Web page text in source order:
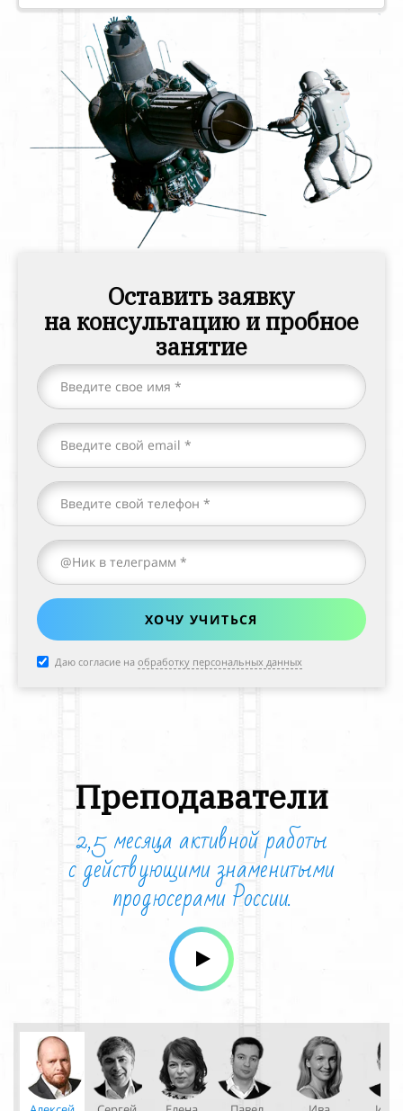
Оставить заявку
на консультацию и пробное
занятие
Даю согласие на обработку персональных данных
ХОЧУ УЧИТЬСЯ
Преподаватели
2,5 месяца активной работы
сдействующими знаменитыми
продюсерами России.